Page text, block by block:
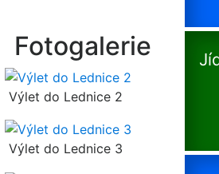
Fotogalerie
Výlet do Lednice 2
Výlet do Lednice 3